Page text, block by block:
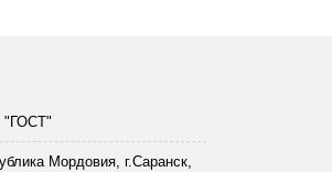
Мордовия, г.Саранск,